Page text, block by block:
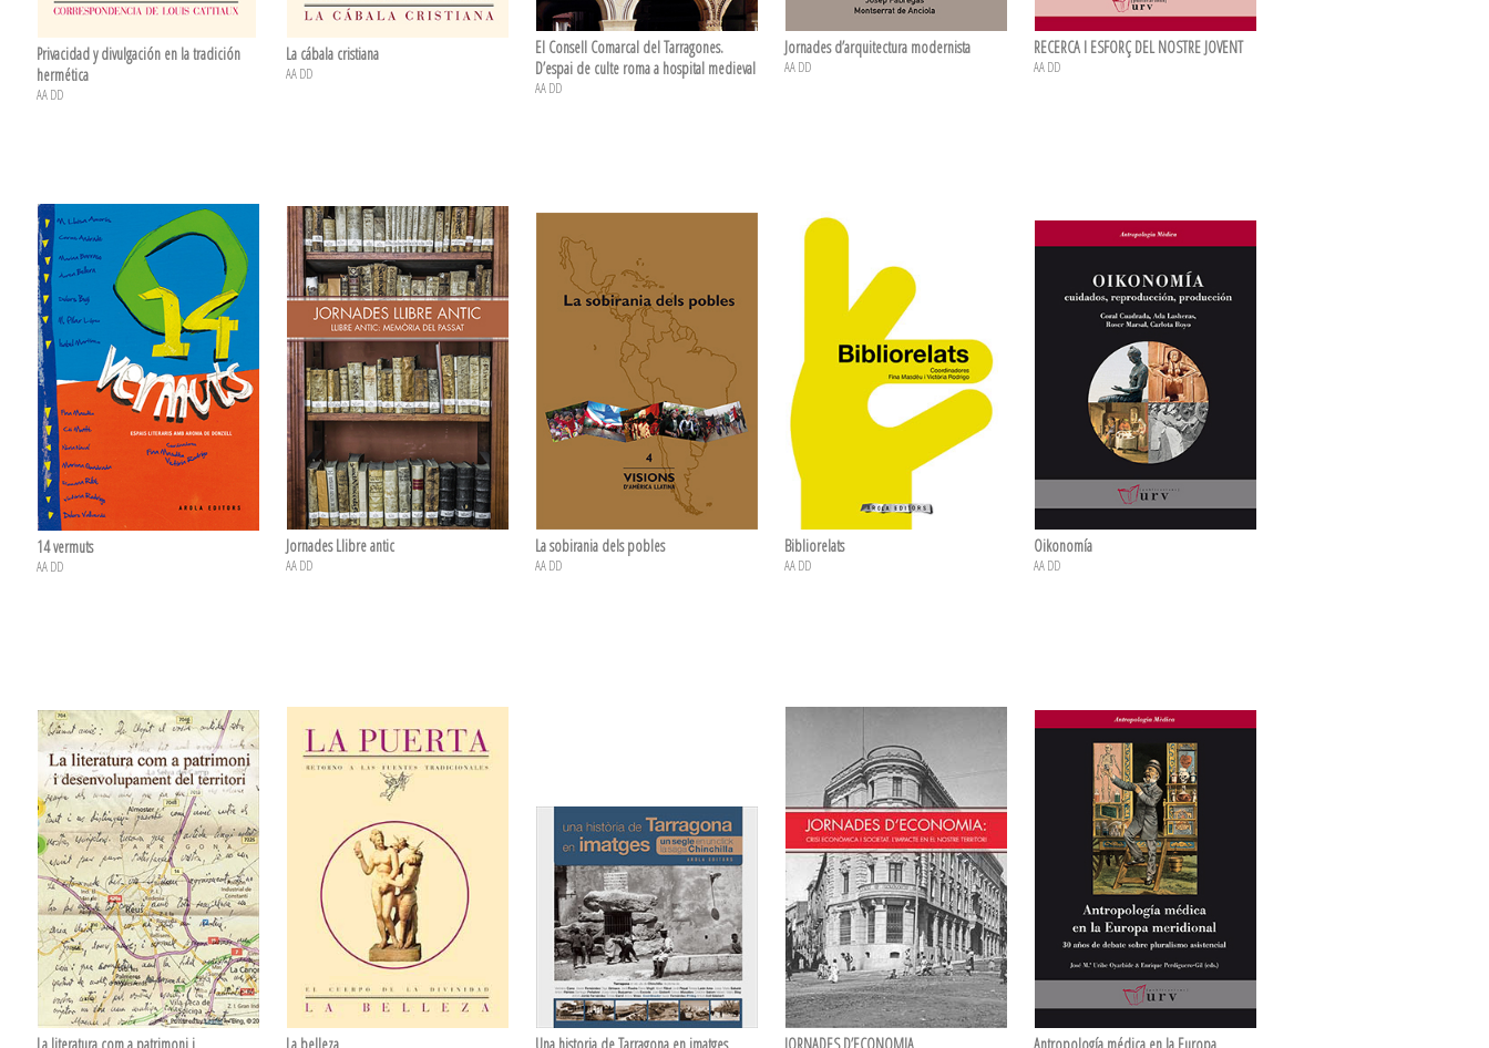
Privacidad y divulgación en la tradición
hermética
AA DD
La cábala cristiana
AA DD
El Consell Comarcal del Tarragones.
D’espai de culte roma a hospital medieval
AA DD
Jornades d’arquitectura modernista
AA DD
RECERCA I ESFORÇ DEL NOSTRE JOVENT
AA DD
14 vermuts
AA DD
Jornades Llibre antic
AA DD
La sobirania dels pobles
AA DD
Bibliorelats
AA DD
Oikonomía
AA DD